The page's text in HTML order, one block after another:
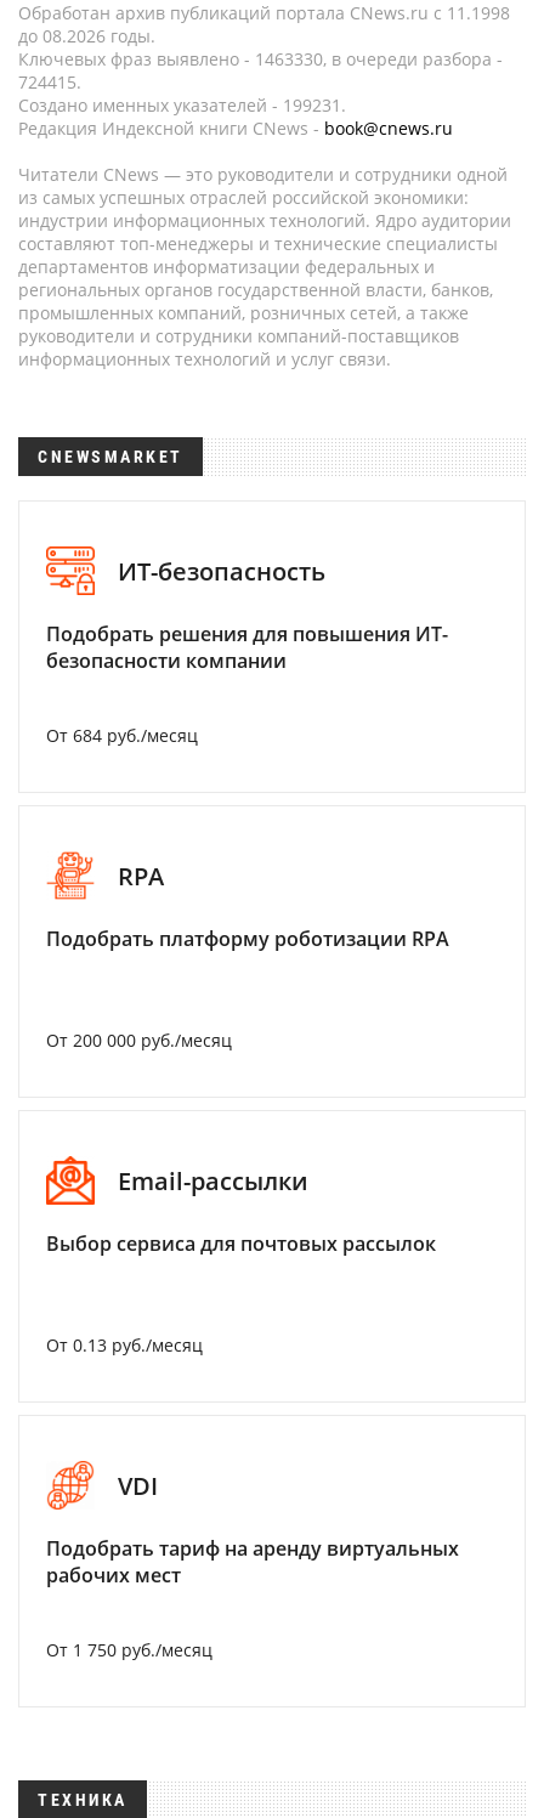
Обработан архив публикаций портала CNews.ru c 11.1998
до 08.2026 годы.
Ключевых фраз выявлено - 1463330, в очереди разбора -
724415.
Создано именных указателей - 199231.
Редакция Индексной книги CNews - book@cnews.ru
Читатели CNews — это руководители и сотрудники одной
из самых успешных отраслей российской экономики:
индустрии информационных технологий. Ядро аудитории
составляют топ-менеджеры и технические специалисты
департаментов информатизации федеральных и
региональных органов государственной власти, банков,
промышленных компаний, розничных сетей, а также
руководители и сотрудники компаний-поставщиков
информационных технологий и услуг связи.
CNEWSMARKET
ИТ-безопасность
Подобрать решения для повышения ИТ-
безопасности компании
От 684 руб./месяц
RPA
Подобрать платформу роботизации RPA
От 200 000 руб./месяц
Email-рассылки
Выбор сервиса для почтовых рассылок
От 0.13 руб./месяц
VDI
Подобрать тариф на аренду виртуальных
рабочих мест
От 1 750 руб./месяц
ТЕХНИКА